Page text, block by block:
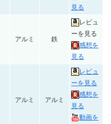
見る
アルミ 鉄
レビュ
ーを見る
感想を
見る
アルミ アルミ
レビュ
ーを見る
感想を
見る
動画を